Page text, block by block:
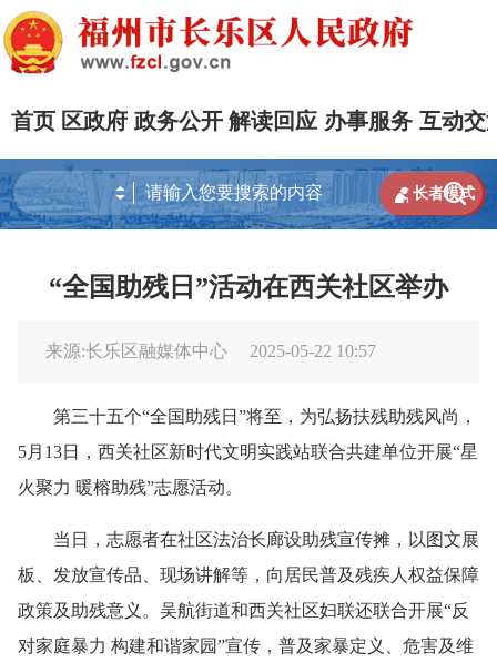
首页 区政府 政务公开 解读回应 办事服务 互动交

 长者模式
“全国助残日”活动在西关社区举办
来源:长乐区融媒体中心 2025-05-22 10:57
第三十五个“全国助残日”将至，为弘扬扶残助残风尚，
5月13日，西关社区新时代文明实践站联合共建单位开展“星
火聚力 暖榕助残”志愿活动。
当日，志愿者在社区法治长廊设助残宣传摊，以图文展
板、发放宣传品、现场讲解等，向居民普及残疾人权益保障
政策及助残意义。吴航街道和西关社区妇联还联合开展“反
对家庭暴力 构建和谐家园”宣传，普及家暴定义、危害及维